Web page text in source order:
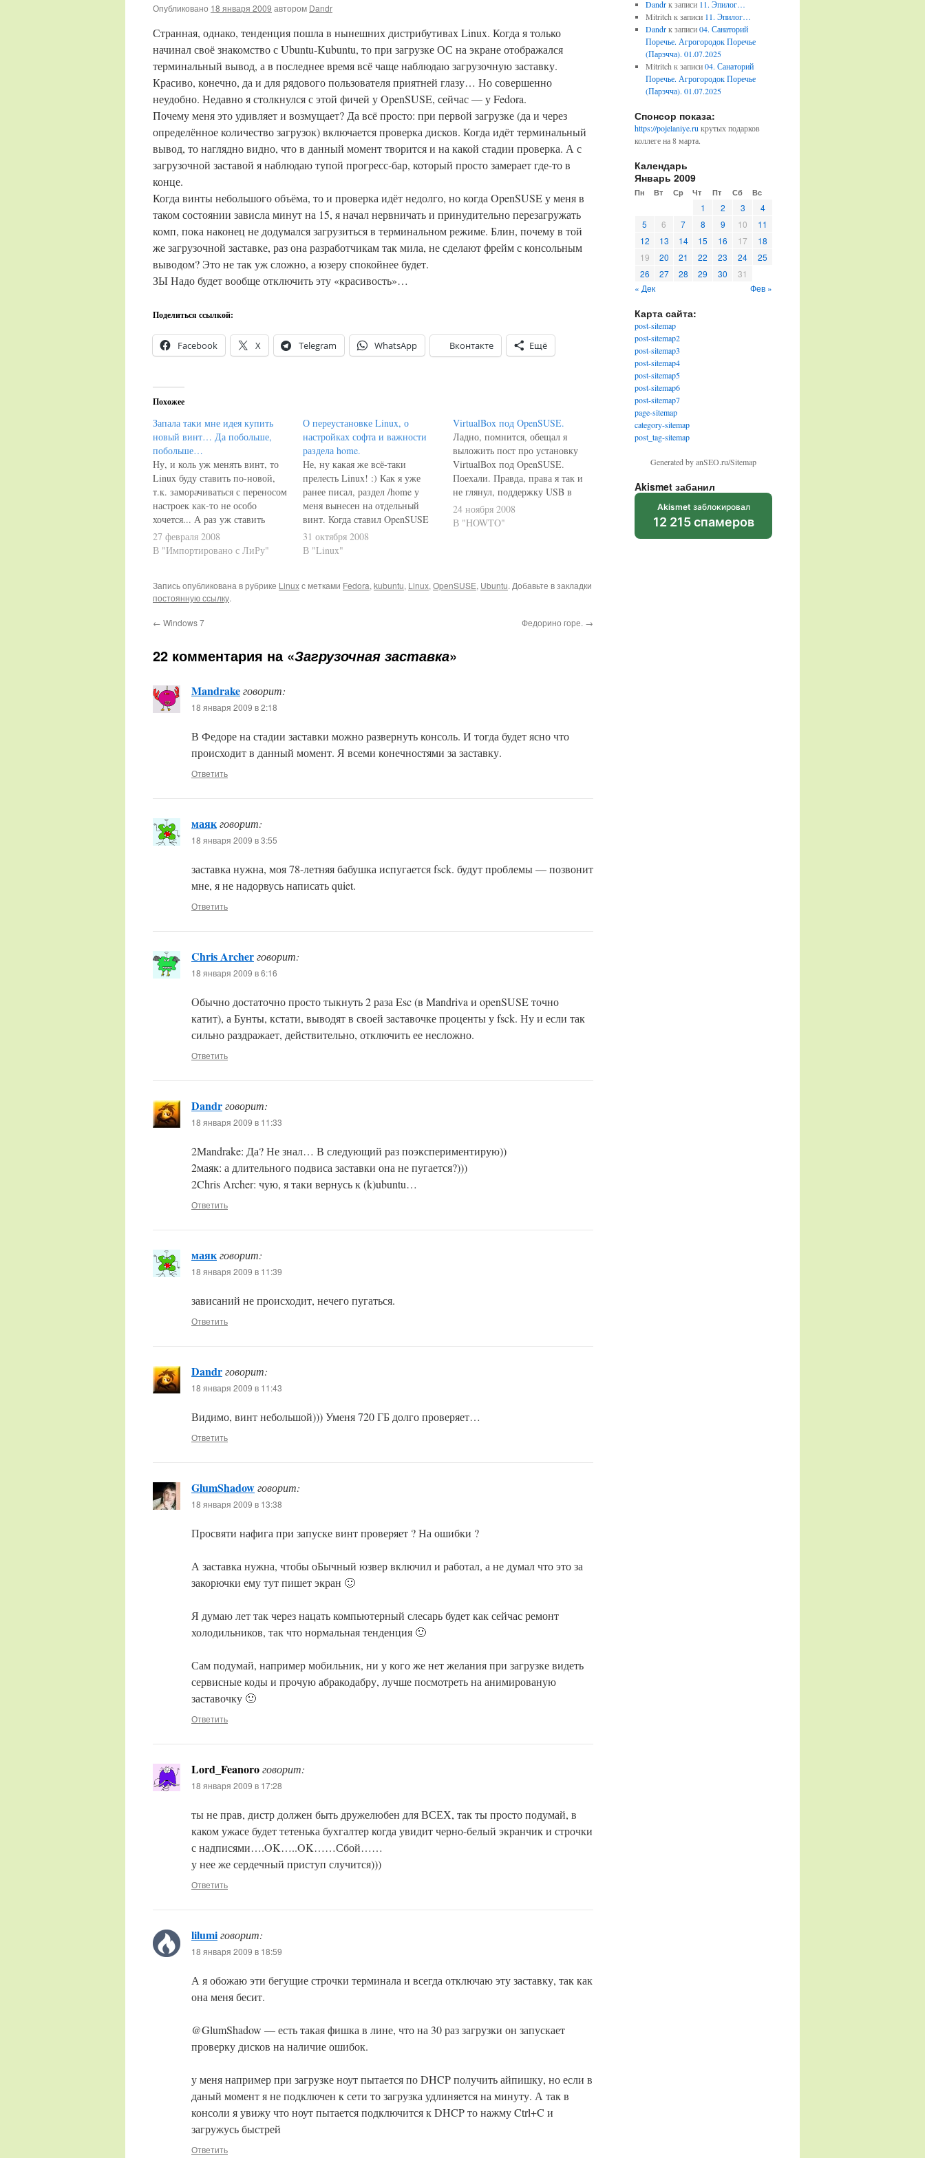
Опубликовано 18 января 2009 автором Dandr
Странная, однако, тенденция пошла в нынешних дистрибутивах Linux. Когда я только
начинал своё знакомство с Ubuntu-Kubuntu, то при загрузке ОС на экране отображался
терминальный вывод, а в последнее время всё чаще наблюдаю загрузочную заставку.
Красиво, конечно, да и для рядового пользователя приятней глазу… Но совершенно
неудобно. Недавно я столкнулся с этой фичей у OpenSUSE, сейчас — у Fedora.
Почему меня это удивляет и возмущает? Да всё просто: при первой загрузке (да и через
определённое количество загрузок) включается проверка дисков. Когда идёт терминальный
вывод, то наглядно видно, что в данный момент творится и на какой стадии проверка. А с
загрузочной заставой я наблюдаю тупой прогресс-бар, который просто замерает где-то в
конце.
Когда винты небольшого объёма, то и проверка идёт недолго, но когда OpenSUSE у меня в
таком состоянии зависла минут на 15, я начал нервничать и принудительно перезагружать
комп, пока наконец не додумался загрузиться в терминальном режиме. Блин, почему в той
же загрузочной заставке, раз она разработчикам так мила, не сделают фрейм с консольным
выводом? Это не так уж сложно, а юзеру спокойнее будет.
ЗЫ Надо будет вообще отключить эту «красивость»…
Поделиться ссылкой:
Facebook X Telegram WhatsApp Вконтакте Ещё
Похожее
Запала таки мне идея купить
новый винт… Да побольше,
побольше…
Ну, и коль уж менять винт, то
Linux буду ставить по-новой,
т.к. заморачиваться с переносом
настроек как-то не особо
хочется... А раз уж ставить
сызнова, то озадачился
вопросом: а что именно
ставить? Нет, Kubuntu - это,
клином на ней не сошёлся...Во-
первых, так и не определился
27 февраля 2008
В "Импортировано с ЛиРу"
О переустановке Linux, о
настройках софта и важности
раздела home.
Не, ну какая же всё-таки
прелесть Linux! :) Как я уже
ранее писал, раздел /home у
меня вынесен на отдельный
винт. Когда ставил OpenSUSE
(не без помощи Lilumi), то этот
винт не форматировал. А
подтягиваются автоматически!
31 октября 2008
В "Linux"
VirtualBox под OpenSUSE.
Ладно, помнится, обещал я
выложить пост про установку
VirtualBox под OpenSUSE.
Поехали. Правда, права я так и
не глянул, поддержку USB в
гостевой не проверил - это ещё
впереди. Впрочем, установка
YaST2 в…
24 ноября 2008
В "HOWTO"
Запись опубликована в рубрике Linuxс метками Fedora, kubuntu, Linux, OpenSUSE, Ubuntu. Добавьте в закладки
постоянную ссылку.
← Windows 7 Федорино горе. →
22 комментария на «Загрузочная заставка»
Mandrakeговорит:
18 января 2009 в 2:18
В Федоре на стадии заставки можно развернуть консоль. И тогда будет ясно что
происходит в данный момент. Я всеми конечностями за заставку.
Ответить
маякговорит:
18 января 2009 в 3:55
заставка нужна, моя 78-летняя бабушка испугается fsck. будут проблемы — позвонит
мне, я не надорвусь написать quiet.
Ответить
Chris Archerговорит:
18 января 2009 в 6:16
Обычно достаточно просто тыкнуть 2 раза Esc (в Mandriva и openSUSE точно
катит), а Бунты, кстати, выводят в своей заcтавочке проценты у fsck. Ну и если так
сильно раздражает, действительно, отключить ее несложно.
Ответить
Dandrговорит:
18 января 2009 в 11:33
2Mandrake: Да? Не знал… В следующий раз поэкспериментирую))
2маяк: а длительного подвиса заставки она не пугается?)))
2Chris Archer: чую, я таки вернусь к (k)ubuntu…
Ответить
маякговорит:
18 января 2009 в 11:39
зависаний не происходит, нечего пугаться.
Ответить
Dandrговорит:
18 января 2009 в 11:43
Видимо, винт небольшой))) Уменя 720 ГБ долго проверяет…
Ответить
GlumShadowговорит:
18 января 2009 в 13:38
Просвяти нафига при запуске винт проверяет ? На ошибки ?
А заставка нужна, чтобы оБычный юзвер включил и работал, а не думал что это за
закорючки ему тут пишет экран 🙂
Я думаю лет так через нацать компьютерный слесарь будет как сейчас ремонт
холодильников, так что нормальная тенденция 🙂
Сам подумай, например мобильник, ни у кого же нет желания при загрузке видеть
сервисные коды и прочую абракодабру, лучше посмотреть на анимированую
заставочку 🙂
Ответить
Lord_Feanoroговорит:
18 января 2009 в 17:28
ты не прав, дистр должен быть дружелюбен для ВСЕХ, так ты просто подумай, в
каком ужасе будет тетенька бухгалтер когда увидит черно-белый экранчик и строчки
с надписями….OK…..OK……Сбой……
у нее же сердечный приступ случится)))
Ответить
lilumiговорит:
18 января 2009 в 18:59
А я обожаю эти бегущие строчки терминала и всегда отключаю эту заставку, так как
она меня бесит.
@GlumShadow — есть такая фишка в лине, что на 30 раз загрузки он запускает
проверку дисков на наличие ошибок.
у меня например при загрузке ноут пытается по DHCP получить айпишку, но если в
даный момент я не подключен к сети то загрузка удлиняется на минуту. А так в
консоли я увижу что ноут пытается подключится к DHCP то нажму Ctrl+C и
загружусь быстрей
Ответить
Dandrк записи 11. Эпилог…
Mitritch к записи 11. Эпилог…
Dandrк записи04. Санаторий
Поречье. Агрогородок Поречье
(Парэчча). 01.07.2025
Mitritch к записи04. Санаторий
Поречье. Агрогородок Поречье
(Парэчча). 01.07.2025
Спонсор показа:
https://pojelaniye.ru крутых подарков
коллеге на 8 марта.
Календарь
Январь 2009
Пн Вт Ср Чт Пт Сб Вс
1 2 3
4
5
6 7 8 9 10
11
12
13 14 15 16 17
18
19
20 21 22 23 24
25
26
27 28 29 30
31
« Дек
Фев »
Карта сайта:
post-sitemap
post-sitemap2
post-sitemap3
post-sitemap4
post-sitemap5
post-sitemap6
post-sitemap7
page-sitemap
category-sitemap
post_tag-sitemap
Generated by anSEO.ru/Sitemap
Akismet забанил
Akismet заблокировал
12 215 спамеров